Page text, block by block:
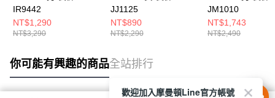
IR9442
NT$1,290
NT$3,290
JJ1125
NT$890
NT$2,290
JM1010
NT$1,743
NT$2,490
你可能有興趣的商品全站排行
歡迎加入摩曼頓Line官方帳號